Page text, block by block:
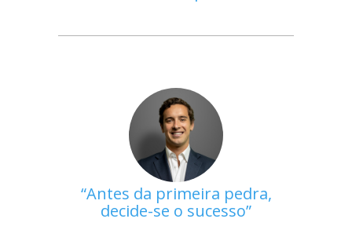
Antes da primeira pedra,
decide-se o sucesso